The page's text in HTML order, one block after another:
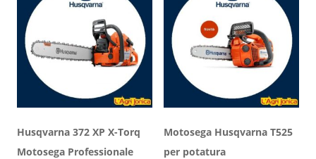
Husqvarna 372 XP X-Torq
Motosega Professionale
Motosega Husqvarna T525
per potatura